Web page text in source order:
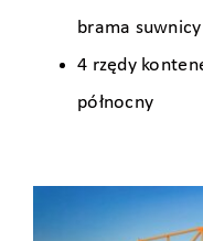
brama suwnicy
4 rzędy
północny